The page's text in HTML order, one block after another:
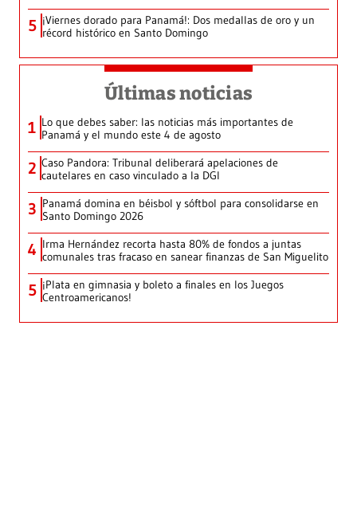
5 ¡Viernes dorado para Panamá!: Dos medallas de oro y un
récord histórico en Santo Domingo
Últimas noticias
1 Lo que debes saber: las noticias más importantes de
Panamá y el mundo este 4 de agosto
2 Caso Pandora: Tribunal deliberará apelaciones de
cautelares en caso vinculado a la DGI
3 Panamá domina en béisbol y sóftbol para consolidarse en
Santo Domingo 2026
4 Irma Hernández recorta hasta 80% de fondos a juntas
comunales tras fracaso en sanear finanzas de San Miguelito
5 ¡Plata en gimnasia y boleto a finales en los Juegos
Centroamericanos!